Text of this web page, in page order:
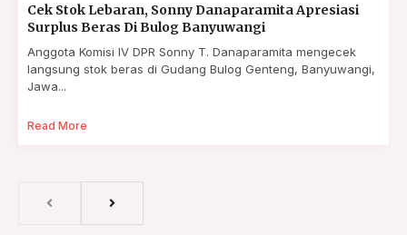
Cek Stok Lebaran, Sonny Danaparamita Apresiasi
Surplus Beras Di Bulog Banyuwangi
Anggota Komisi IV DPR Sonny T. Danaparamita mengecek
langsung stok beras di Gudang Bulog Genteng, Banyuwangi,
Jawa...
Read More